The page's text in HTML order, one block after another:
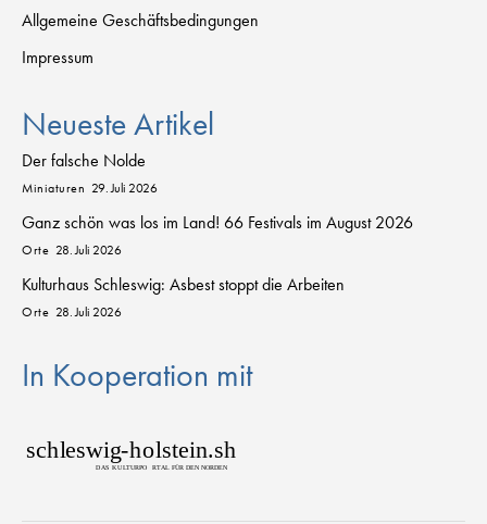
Allgemeine Geschäftsbedingungen
Impressum
Neueste Artikel
Der falsche Nolde
Miniaturen 29. Juli 2026
Ganz schön was los im Land! 66 Festivals im August 2026
Orte 28. Juli 2026
Kulturhaus Schleswig: Asbest stoppt die Arbeiten
Orte 28. Juli 2026
In Kooperation mit
schleswig-holstein.sh
DAS KULTURPO RTAL FÜR DEN NORDEN